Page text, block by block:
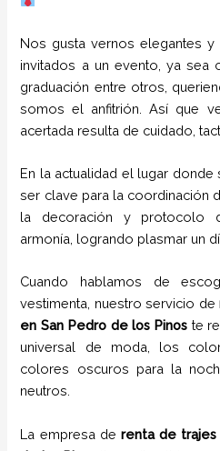
Nos gusta vernos elegantes
invitados a un evento, ya sea
graduación entre otros,
somos el anfitrión. Así que
acertada resulta de cuidado,
En la actualidad el lugar
ser clave para la coordinación
la decoración y protocolo
armonía, logrando plasmar un
Cuando hablamos de
vestimenta, nuestro servicio de
enSan Pedro de los Pinos te
universal de moda, los
colores oscuros para la
neutros.
La empresa de renta de trajes